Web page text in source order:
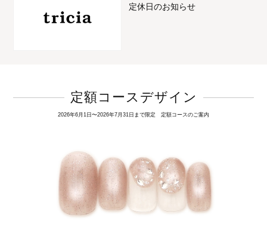
定休日のお知らせ
定額コースデザイン
2026年6月1日〜2026年7月31日まで限定 定額コースのご案内